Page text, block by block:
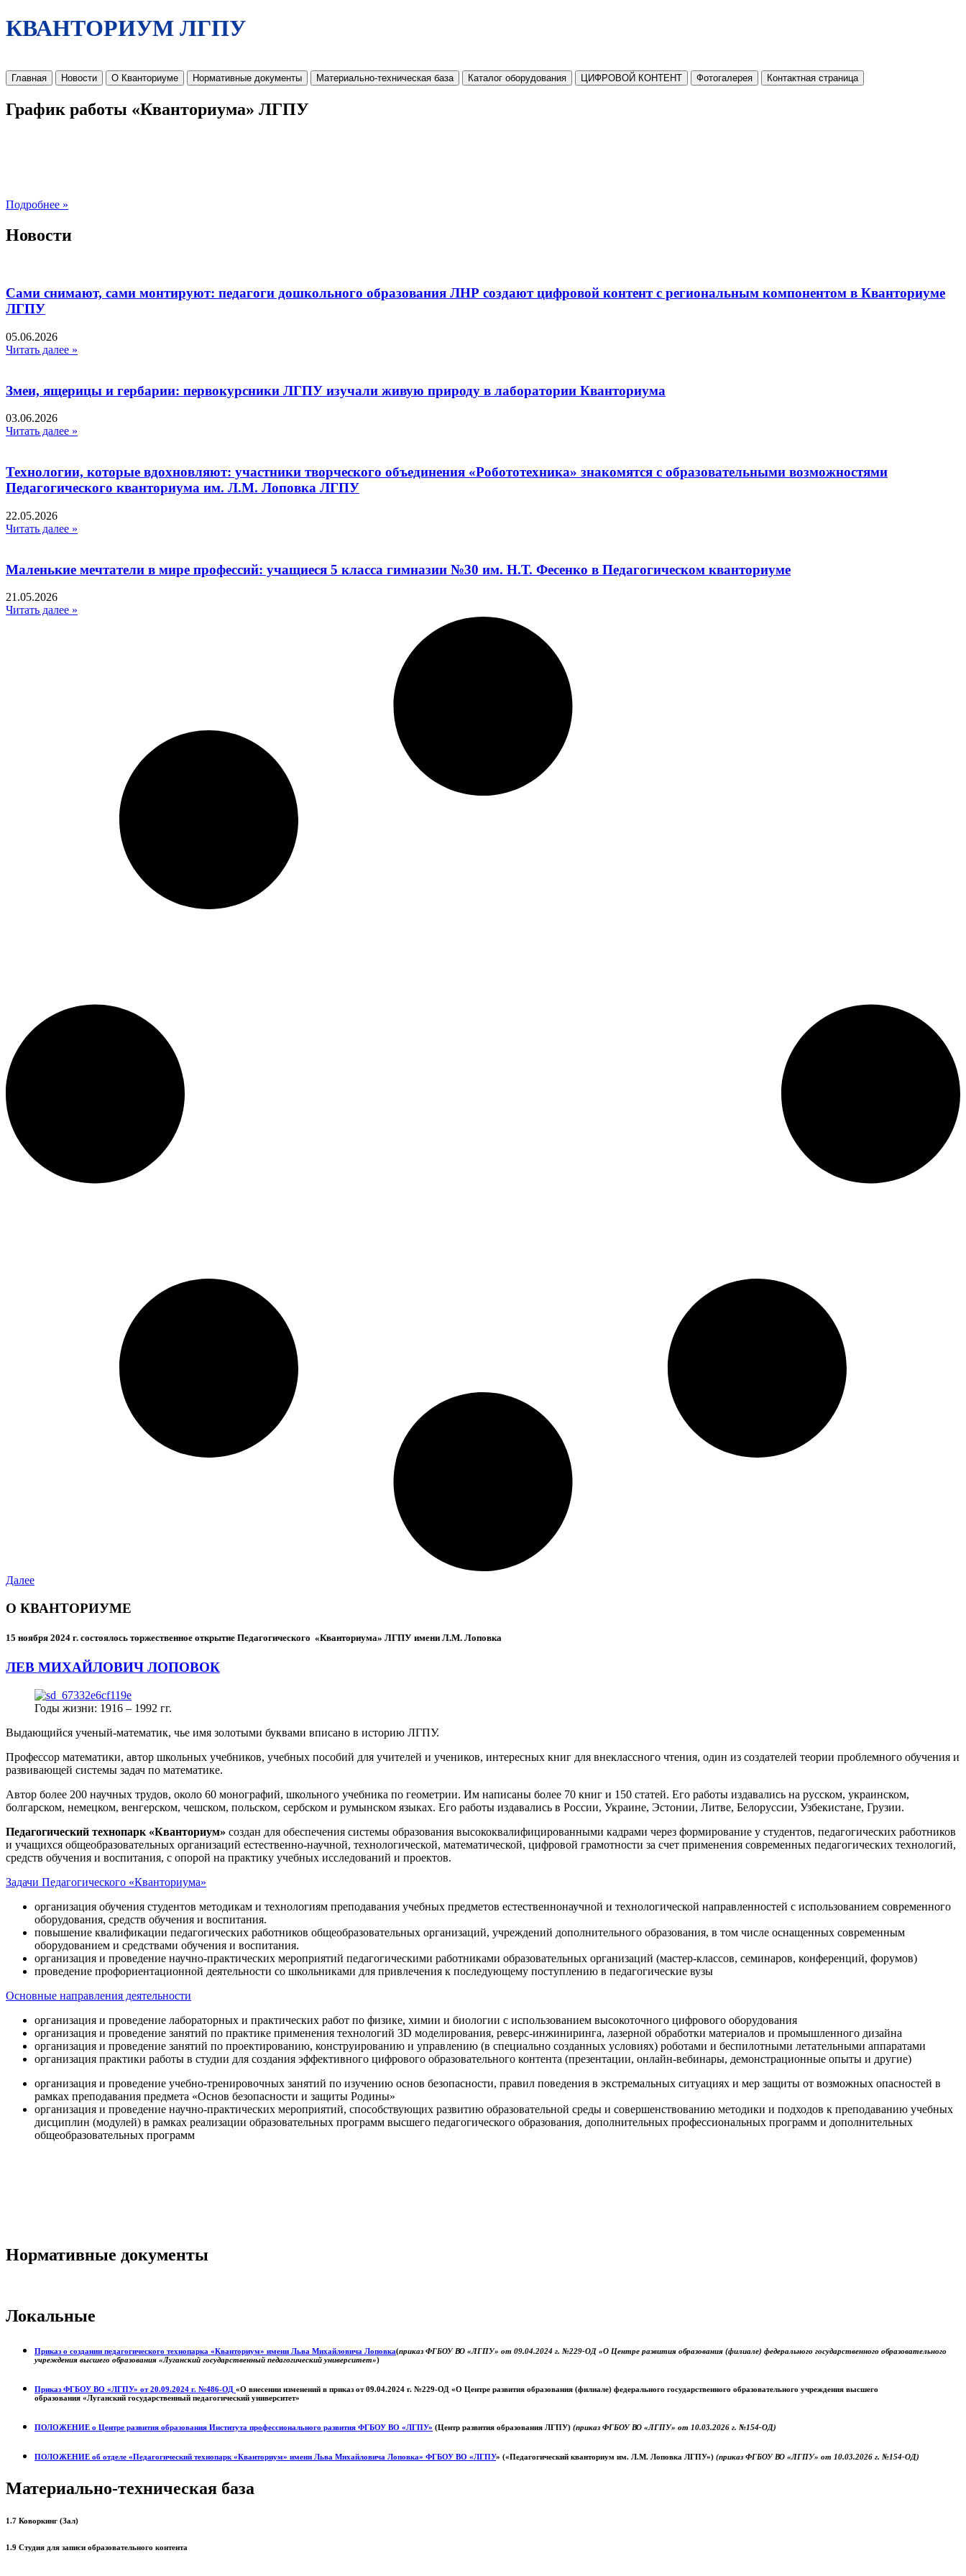
КВАНТОРИУМ ЛГПУ
Главная Новости О Кванториуме Нормативные документы Материально-техническая база Каталог оборудования ЦИФРОВОЙ КОНТЕНТ Фотогалерея Контактная страница
График работы «Кванториума» ЛГПУ
Подробнее »
Новости
Сами снимают, сами монтируют: педагоги дошкольного образования ЛНР создают цифровой контент с региональным компонентом в Кванториуме
ЛГПУ​
05.06.2026
Читать далее »
Змеи, ящерицы и гербарии: первокурсники ЛГПУ изучали живую природу в лаборатории Кванториума
03.06.2026
Читать далее »
Технологии, которые вдохновляют: участники творческого объединения «Робототехника» знакомятся с образовательными возможностями
Педагогического кванториума им. Л.М. Лоповка ЛГПУ
22.05.2026
Читать далее »
Маленькие мечтатели в мире профессий: учащиеся 5 класса гимназии №30 им. Н.Т. Фесенко в Педагогическом кванториуме
21.05.2026
Читать далее »
Далее
О КВАНТОРИУМЕ
15 ноября 2024 г. состоялось торжественное открытие Педагогического «Кванториума» ЛГПУ имени Л.М. Лоповка
ЛЕВ МИХАЙЛОВИЧ ЛОПОВОК
Годы жизни: 1916 – 1992 гг.
Выдающийся ученый-математик, чье имя золотыми буквами вписано в историю ЛГПУ.
Профессор математики, автор школьных учебников, учебных пособий для учителей и учеников, интересных книг для внеклассного чтения, один из создателей теории проблемного обучения и
развивающей системы задач по математике.
Автор более 200 научных трудов, около 60 монографий, школьного учебника по геометрии. Им написаны более 70 книг и 150 статей. Его работы издавались на русском, украинском,
болгарском, немецком, венгерском, чешском, польском, сербском и румынском языках. Его работы издавались в России, Украине, Эстонии, Литве, Белоруссии, Узбекистане, Грузии.
Педагогический технопарк «Кванториум» создан для обеспечения системы образования высококвалифицированными кадрами через формирование у студентов, педагогических работников
и учащихся общеобразовательных организаций естественно-научной, технологической, математической, цифровой грамотности за счет применения современных педагогических технологий,
средств обучения и воспитания, с опорой на практику учебных исследований и проектов.
Задачи Педагогического «Кванториума»
организация обучения студентов методикам и технологиям преподавания учебных предметов естественнонаучной и технологической направленностей с использованием современного
оборудования, средств обучения и воспитания.
повышение квалификации педагогических работников общеобразовательных организаций, учреждений дополнительного образования, в том числе оснащенных современным
оборудованием и средствами обучения и воспитания.
организация и проведение научно-практических мероприятий педагогическими работниками образовательных организаций (мастер-классов, семинаров, конференций, форумов)
проведение профориентационной деятельности со школьниками для привлечения к последующему поступлению в педагогические вузы
Основные направления деятельности
организация и проведение лабораторных и практических работ по физике, химии и биологии с использованием высокоточного цифрового оборудования
организация и проведение занятий по практике применения технологий 3D моделирования, реверс-инжиниринга, лазерной обработки материалов и промышленного дизайна
организация и проведение занятий по проектированию, конструированию и управлению (в специально созданных условиях) роботами и беспилотными летательными аппаратами
организация практики работы в студии для создания эффективного цифрового образовательного контента (презентации, онлайн-вебинары, демонстрационные опыты и другие)
организация и проведение учебно-тренировочных занятий по изучению основ безопасности, правил поведения в экстремальных ситуациях и мер защиты от возможных опасностей в
рамках преподавания предмета «Основ безопасности и защиты Родины»
организация и проведение научно-практических мероприятий, способствующих развитию образовательной среды и совершенствованию методики и подходов к преподаванию учебных
дисциплин (модулей) в рамках реализации образовательных программ высшего педагогического образования, дополнительных профессиональных программ и дополнительных
общеобразовательных программ
Нормативные документы
Локальные
Приказ о создании педагогического технопарка «Кванториум» имени Льва Михайловича Лоповка(приказ ФГБОУ ВО «ЛГПУ» от 09.04.2024 г. №229-ОД «О Центре развития образования (филиале) федерального государственного образовательного
учреждения высшего образования «Луганский государственный педагогический университет»)
Приказ ФГБОУ ВО «ЛГПУ» от 20.09.2024 г. №486-ОД «О внесении изменений в приказ от 09.04.2024 г. №229-ОД «О Центре развития образования (филиале) федерального государственного образовательного учреждения высшего
образования «Луганский государственный педагогический университет»
ПОЛОЖЕНИЕ о Центре развития образования Института профессионального развития ФГБОУ ВО «ЛГПУ» (Центр развития образования ЛГПУ) (приказ ФГБОУ ВО «ЛГПУ» от 10.03.2026 г. №154-ОД)
ПОЛОЖЕНИЕ об отделе «Педагогический технопарк «Кванториум» имени Льва Михайловича Лоповка» ФГБОУ ВО «ЛГПУ» («Педагогический кванториум им. Л.М. Лоповка ЛГПУ») (приказ ФГБОУ ВО «ЛГПУ» от 10.03.2026 г. №154-ОД)
Материально-техническая база
1.7 Коворкинг (Зал)
1.9 Студия для записи образовательного контента